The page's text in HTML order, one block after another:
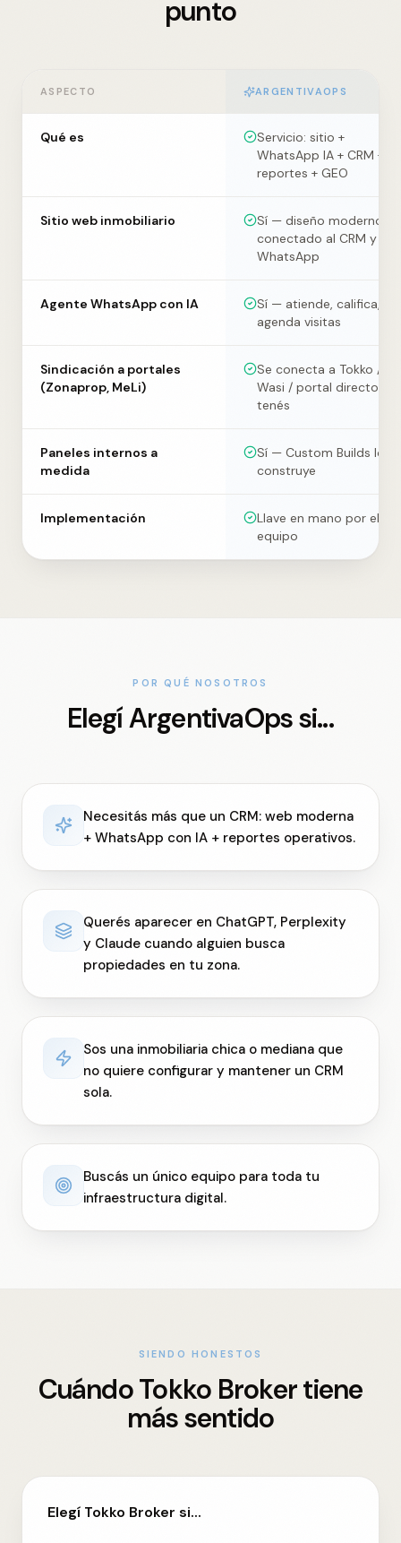
Módulos
Agendar llamada
punto
ASPECTO ARGENTIVAOPS
Qué es
Servicio: sitio +
WhatsApp IA + CRM +
reportes + GEO
Sitio web inmobiliario
Sí — diseño moderno
conectado al CRM y al
WhatsApp
Agente WhatsApp con IA
Sí — atiende, califica,
agenda visitas
Sindicación a portales
(Zonaprop, MeLi)
Se conecta a Tokko /
Wasi / portal directo si
tenés
Paneles internos a
medida
Sí — Custom Builds los
construye
Implementación
Llave en mano por el
equipo
POR QUÉ NOSOTROS
Elegí ArgentivaOps si...
Necesitás más que un CRM: web moderna
+ WhatsApp con IA + reportes operativos.
Querés aparecer en ChatGPT, Perplexity
y Claude cuando alguien busca
propiedades en tu zona.
Sos una inmobiliaria chica o mediana que
no quiere configurar y mantener un CRM
sola.
Buscás un único equipo para toda tu
infraestructura digital.
SIENDO HONESTOS
Cuándo Tokko Broker tiene
más sentido
Elegí Tokko Broker si...